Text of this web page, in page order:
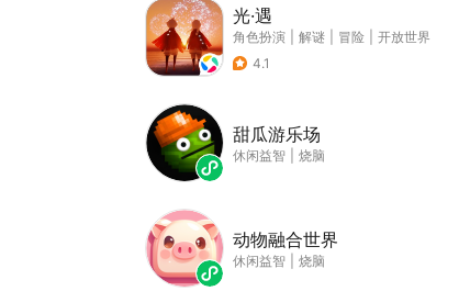
光·遇
角色扮演 解谜 冒险
开放世界
4.1
甜瓜游乐场
休闲益智 烧脑
动物融合世界
休闲益智 烧脑